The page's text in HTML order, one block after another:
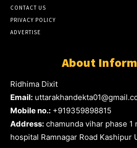
CONTACT US
PRIVACY POLICY
ADVERTISE
About
Ridhima Dixit
Email:
Mobile no.: +919359898815
Address: chamunda vihar phase 1
hospital Ramnagar Road Kashipur